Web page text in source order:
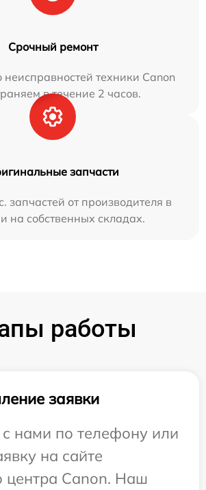
Срочный ремонт
техники Canon
в течение 2 часов.
запчасти
запчастей от производителя в
на собственных складах.
работы
заявки
нами по телефону или
на сайте
центра Canon. Наш